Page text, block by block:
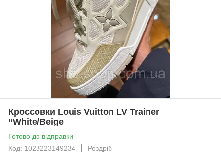
Кроссовки Louis Vuitton LV Trainer
“White/Beige
Готово до відправки
Код: 1023223149234
Роздріб